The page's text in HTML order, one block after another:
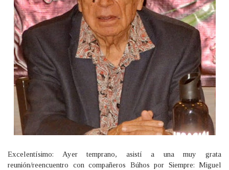
Excelentísimo: Ayer temprano, asistí a una muy grata
reunión/reencuentro con compañeros Búhos por Siempre: Miguel